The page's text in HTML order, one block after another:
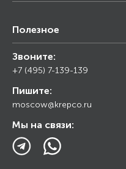
Снабжение строительства
Торговым организациям
Полезное
Калькулятор
Прайс лист
Ответы на вопросы
Блог
Звоните:
+7 (495) 7-139-139
Пишите:
moscow@krepco.ru
Мы на связи: